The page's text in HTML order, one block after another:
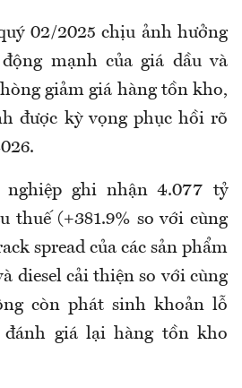
02/2025 chịu ảnh hưởng
mạnh của giá dầu và
giảm giá hàng tồn kho,
được kỳ vọng phục hồi rõ
nghiệp ghi nhận 4.077 tỷ
thuế (+381.9% so với cùng
spread của các sản phẩm
diesel cải thiện so với cùng
còn phát sinh khoản lỗ
giá lại hàng tồn kho